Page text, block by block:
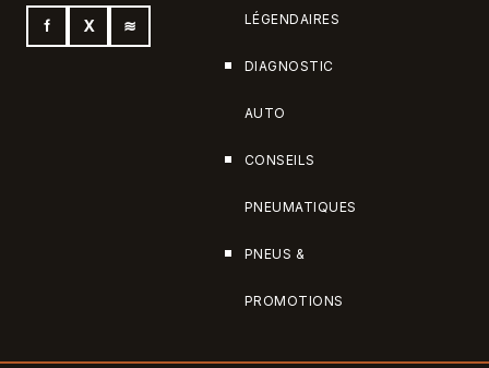
f X ≋ LÉGENDAIRES
DIAGNOSTIC
AUTO
CONSEILS
PNEUMATIQUES
PNEUS &
PROMOTIONS